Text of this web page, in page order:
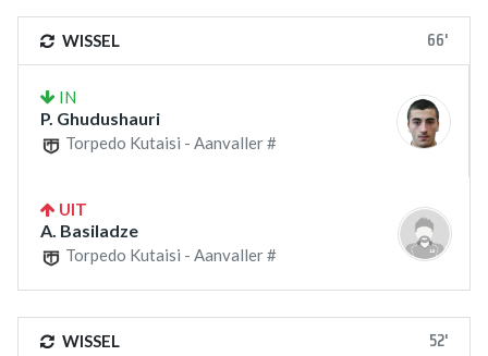
WISSEL 66'
IN
P. Ghudushauri
Torpedo Kutaisi - Aanvaller #
UIT
A. Basiladze
Torpedo Kutaisi - Aanvaller #
WISSEL 52'